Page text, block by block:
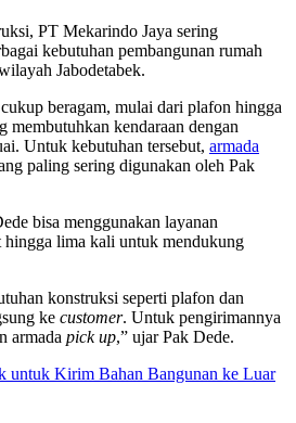
PT Mekarindo Jaya sering
kebutuhan pembangunan rumah
Jabodetabek.
beragam, mulai dari plafon hingga
membutuhkan kendaraan dengan
Untuk kebutuhan tersebut, armada
paling sering digunakan oleh Pak
bisa menggunakan layanan
hingga lima kali untuk mendukung
konstruksi seperti plafon dan
ke customer. Untuk pengirimannya
armada pick up,” ujar Pak Dede.
untuk Kirim Bahan Bangunan ke Luar